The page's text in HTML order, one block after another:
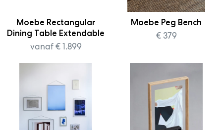
Moebe Rectangular
Dining Table Extendable
vanaf € 1.899
Moebe Peg Bench
€ 379